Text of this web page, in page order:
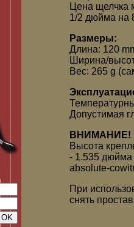
Цена щелчка
1/2 дюйма на
Размеры:
Длина: 120
Ширина/
Вес: 265 g
Допустимая
ВНИМАНИЕ!
Высота
- 1.535 дюйма
absolute-
При
снять